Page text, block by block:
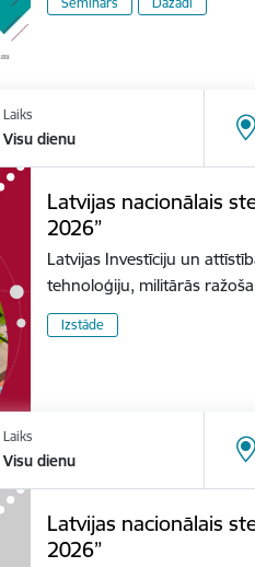
Laiks
Visu dienu
Latvijas nacionālais
2026”
Latvijas Investīciju un
tehnoloģiju, militārās
Izstāde
Laiks
Visu dienu
Latvijas nacionālais
2026”